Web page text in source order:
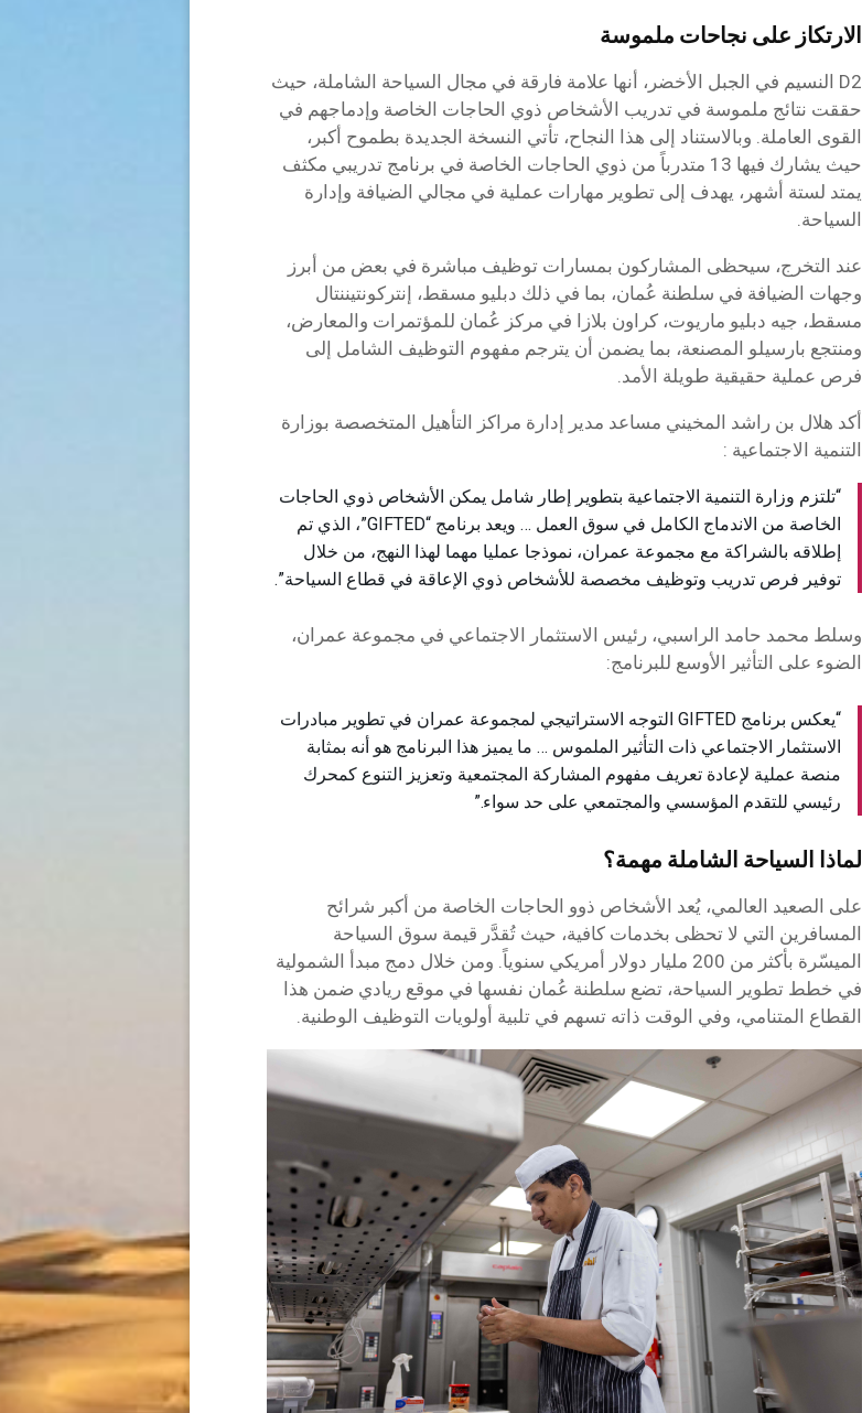
الارتكاز على نجاحات ملموسة
D2 النسيم في الجبل الأخضر، أنها علامة فارقة في مجال السياحة الشاملة، حيث
حققت نتائج ملموسة في تدريب الأشخاص ذوي الحاجات الخاصة وإدماجهم في
القوى العاملة. وبالاستناد إلى هذا النجاح، تأتي النسخة الجديدة بطموح أكبر،
حيث يشارك فيها 13 متدرباً من ذوي الحاجات الخاصة في برنامج تدريبي مكثف
يمتد لستة أشهر، يهدف إلى تطوير مهارات عملية في مجالي الضيافة وإدارة
السياحة.
عند التخرج، سيحظى المشاركون بمسارات توظيف مباشرة في بعض من أبرز
وجهات الضيافة في سلطنة عُمان، بما في ذلك دبليو مسقط، إنتركونتيننتال
مسقط، جيه دبليو ماريوت، كراون بلازا في مركز عُمان للمؤتمرات والمعارض،
ومنتجع بارسيلو المصنعة، بما يضمن أن يترجم مفهوم التوظيف الشامل إلى
فرص عملية حقيقية طويلة الأمد.
أكد هلال بن راشد المخيني مساعد مدير إدارة مراكز التأهيل المتخصصة بوزارة
التنمية الاجتماعية :
“تلتزم وزارة التنمية الاجتماعية بتطوير إطار شامل يمكن الأشخاص ذوي الحاجات
الخاصة من الاندماج الكامل في سوق العمل … ويعد برنامج “GIFTED”، الذي تم
إطلاقه بالشراكة مع مجموعة عمران، نموذجا عمليا مهما لهذا النهج، من خلال
توفير فرص تدريب وتوظيف مخصصة للأشخاص ذوي الإعاقة في قطاع السياحة”.
وسلط محمد حامد الراسبي، رئيس الاستثمار الاجتماعي في مجموعة عمران،
الضوء على التأثير الأوسع للبرنامج:
“يعكس برنامج GIFTED التوجه الاستراتيجي لمجموعة عمران في تطوير مبادرات
الاستثمار الاجتماعي ذات التأثير الملموس … ما يميز هذا البرنامج هو أنه بمثابة
منصة عملية لإعادة تعريف مفهوم المشاركة المجتمعية وتعزيز التنوع كمحرك
رئيسي للتقدم المؤسسي والمجتمعي على حد سواء.”
لماذا السياحة الشاملة مهمة؟
على الصعيد العالمي، يُعد الأشخاص ذوو الحاجات الخاصة من أكبر شرائح
المسافرين التي لا تحظى بخدمات كافية، حيث تُقدَّر قيمة سوق السياحة
الميسّرة بأكثر من 200 مليار دولار أمريكي سنوياً. ومن خلال دمج مبدأ الشمولية
في خطط تطوير السياحة، تضع سلطنة عُمان نفسها في موقع ريادي ضمن هذا
القطاع المتنامي، وفي الوقت ذاته تسهم في تلبية أولويات التوظيف الوطنية.